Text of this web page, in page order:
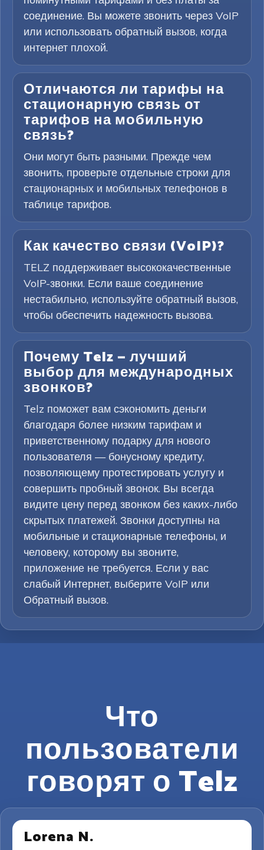
соединение. Вы можете звонить через VoIP
или использовать обратный вызов, когда
интернет плохой.
Отличаются ли тарифы на
стационарную связь от
тарифов на мобильную
связь?
Они могут быть разными. Прежде чем
звонить, проверьте отдельные строки для
стационарных и мобильных телефонов в
таблице тарифов.
Как качество связи (VoIP)?
TELZ поддерживает высококачественные
VoIP-звонки. Если ваше соединение
нестабильно, используйте обратный вызов,
чтобы обеспечить надежность вызова.
Почему Telz — лучший
выбор для международных
звонков?
Telz поможет вам сэкономить деньги
благодаря более низким тарифам и
приветственному подарку для нового
пользователя — бонусному кредиту,
позволяющему протестировать услугу и
совершить пробный звонок. Вы всегда
видите цену перед звонком без каких-либо
скрытых платежей. Звонки доступны на
мобильные и стационарные телефоны, и
человеку, которому вы звоните,
приложение не требуется. Если у вас
слабый Интернет, выберите VoIP или
Обратный вызов.
Что
пользователи
говорят о Telz
Lorena N.